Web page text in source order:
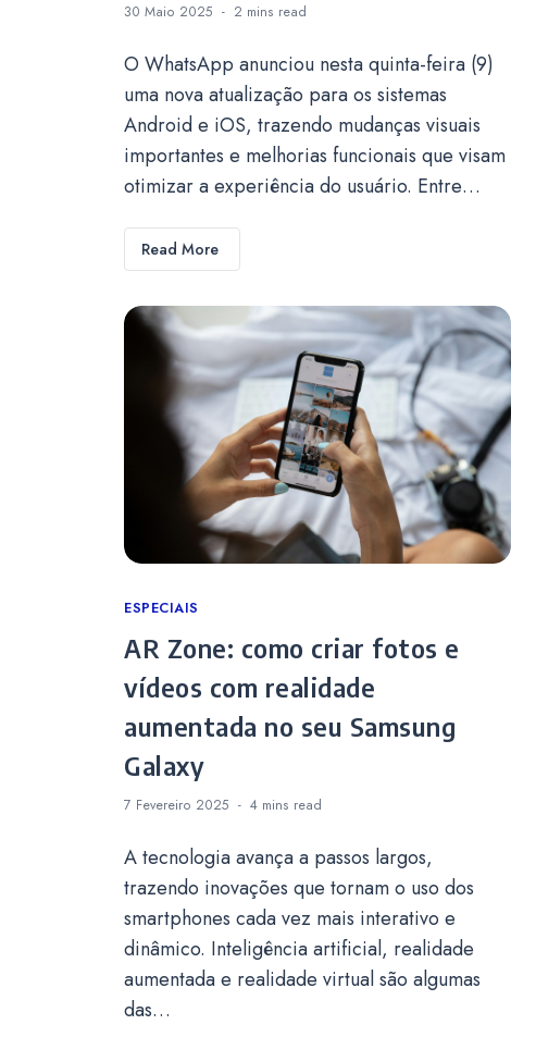
30 Maio 2025 2 mins read
O WhatsApp anunciou nesta quinta-feira (9)
uma nova atualização para os sistemas
Android e iOS, trazendo mudanças visuais
importantes e melhorias funcionais que visam
otimizar a experiência do usuário. Entre…
Read More
Categories
ESPECIAIS
AR Zone: como criar fotos e
vídeos com realidade
aumentada no seu Samsung
Galaxy
7 Fevereiro 2025 4 mins read
A tecnologia avança a passos largos,
trazendo inovações que tornam o uso dos
smartphones cada vez mais interativo e
dinâmico. Inteligência artificial, realidade
aumentada e realidade virtual são algumas
das…